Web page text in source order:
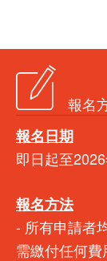
報名
報名日期
即日起至
報名方法
- 所有申請者
需繳付任何費